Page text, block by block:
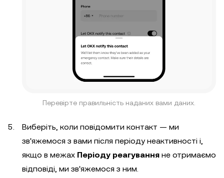
Перевірте правильність наданих вами даних.
Виберіть, коли повідомити контакт — ми
зв'яжемося з вами після періоду неактивності і,
якщо в межах Періоду реагування не отримаємо
відповіді, ми зв'яжемося з ним.